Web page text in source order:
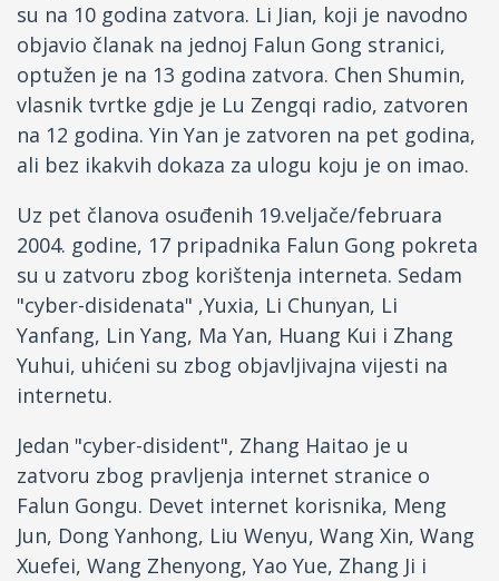
su na 10 godina zatvora. Li Jian, koji je navodno
objavio članak na jednoj Falun Gong stranici,
optužen je na 13 godina zatvora. Chen Shumin,
vlasnik tvrtke gdje je Lu Zengqi radio, zatvoren
na 12 godina. Yin Yan je zatvoren na pet godina,
ali bez ikakvih dokaza za ulogu koju je on imao.
Uz pet članova osuđenih 19.veljače/februara
2004. godine, 17 pripadnika Falun Gong pokreta
su u zatvoru zbog korištenja interneta. Sedam
"cyber-disidenata" ,Yuxia, Li Chunyan, Li
Yanfang, Lin Yang, Ma Yan, Huang Kui i Zhang
Yuhui, uhićeni su zbog objavljivajna vijesti na
internetu.
Jedan "cyber-disident", Zhang Haitao je u
zatvoru zbog pravljenja internet stranice o
Falun Gongu. Devet internet korisnika, Meng
Jun, Dong Yanhong, Liu Wenyu, Wang Xin, Wang
Xuefei, Wang Zhenyong, Yao Yue, Zhang Ji i